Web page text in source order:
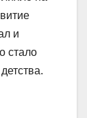
и
стало